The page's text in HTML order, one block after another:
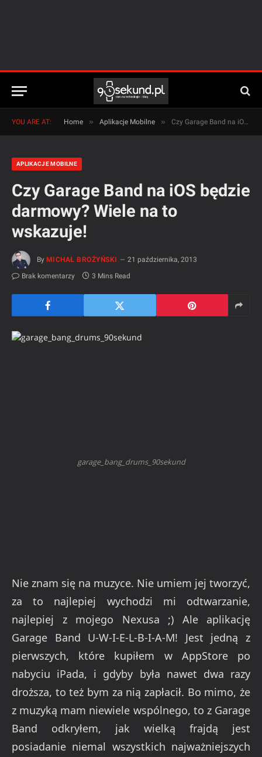
YOU ARE AT: Home » Aplikacje Mobilne » Czy Garage Band na iOS będzie darmowy? Wiele na to wskazuje!
APLIKACJE MOBILNE
Czy Garage Band na iOS będzie
darmowy? Wiele na to
wskazuje!
By MICHAŁ BROŻYŃSKI
21 października, 2013
Brak komentarzy
3 Mins Read
garage_bang_drums_90sekund
Nie znam się na muzyce. Nie umiem jej tworzyć,
za to najlepiej wychodzi mi odtwarzanie,
najlepiej z mojego Nexusa ;) Ale aplikację
Garage Band U-W-I-E-L-B-I-A-M! Jest jedną z
pierwszych, które kupiłem w AppStore po
nabyciu iPada, i gdyby była nawet dwa razy
droższa, to też bym za nią zapłacił. Bo mimo, że
z muzyką mam niewiele wspólnego, to z Garage
Band odkryłem, jak wielką frajdą jest
posiadanie niemal wszystkich najważniejszych